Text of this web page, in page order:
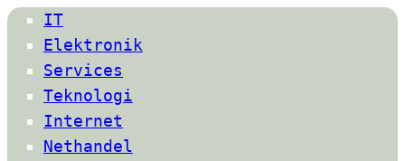
IT
Elektronik
Services
Teknologi
Internet
Nethandel